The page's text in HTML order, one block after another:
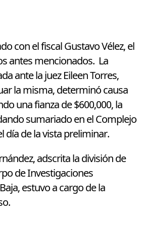
con el fiscal Gustavo Vélez, el
antes mencionados. La
ante la juez Eileen Torres,
la misma, determinó causa
una fianza de $600,000, la
sumariado en el Complejo
día de la vista preliminar.
adscrita la división de
de Investigaciones
estuvo a cargo de la